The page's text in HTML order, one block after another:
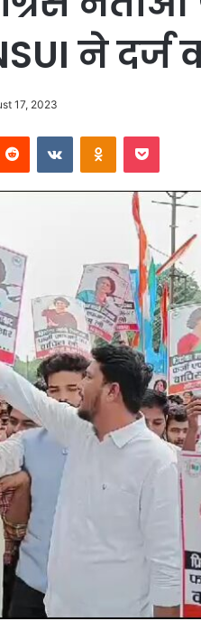
ने दर्ज
17, 2023
Reddit VKontakteOdnoklassniki
Pocket